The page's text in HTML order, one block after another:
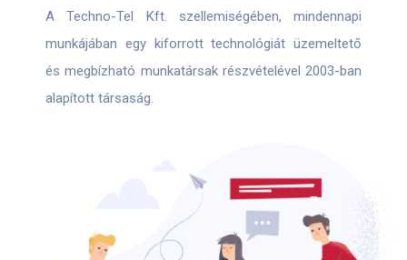
A Techno-Tel Kft. szellemiségében, mindennapi
munkájában egy kiforrott technológiát üzemeltető
és megbízható munkatársak részvételével 2003-ban
alapított társaság.